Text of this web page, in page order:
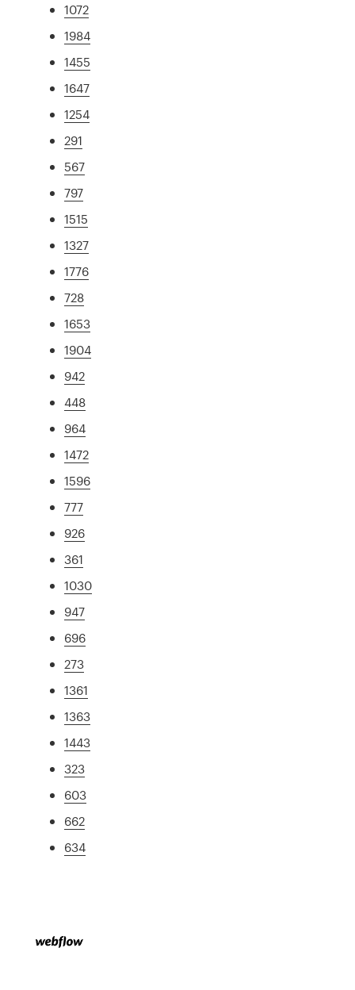
1072
1984
1455
1647
1254
291
567
797
1515
1327
1776
728
1653
1904
942
448
964
1472
1596
777
926
361
1030
947
696
273
1361
1363
1443
323
603
662
634